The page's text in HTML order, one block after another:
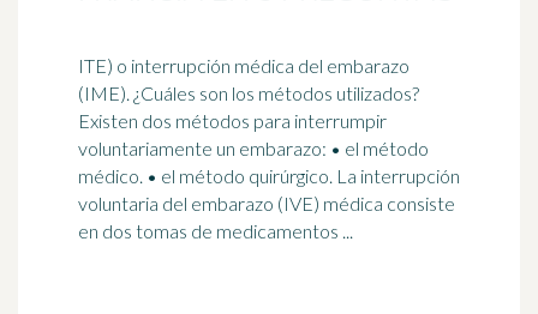
ITE) o interrupción médica del embarazo
(IME). ¿Cuáles son los métodos utilizados?
Existen dos métodos para interrumpir
voluntariamente un embarazo: • el método
médico. • el método quirúrgico. La interrupción
voluntaria del embarazo (IVE) médica consiste
en dos tomas de medicamentos ...